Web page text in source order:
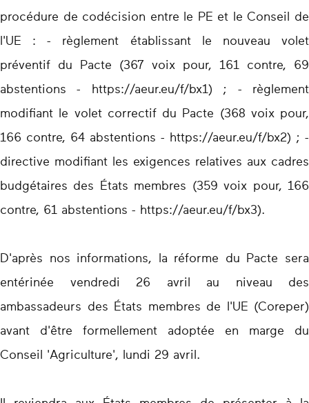
procédure de codécision entre le PE et le Conseil de
l'UE : - règlement établissant le nouveau volet
préventif du Pacte (367 voix pour, 161 contre, 69
abstentions - https://aeur.eu/f/bx1) ; - règlement
modifiant le volet correctif du Pacte (368 voix pour,
166 contre, 64 abstentions - https://aeur.eu/f/bx2) ; -
directive modifiant les exigences relatives aux cadres
budgétaires des États membres (359 voix pour, 166
contre, 61 abstentions - https://aeur.eu/f/bx3).
D'après nos informations, la réforme du Pacte sera
entérinée vendredi 26 avril au niveau des
ambassadeurs des États membres de l'UE (Coreper)
avant d'être formellement adoptée en marge du
Conseil 'Agriculture', lundi 29 avril.